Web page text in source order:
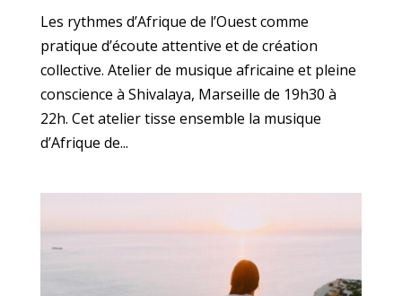
Les rythmes d’Afrique de l’Ouest comme
pratique d’écoute attentive et de création
collective. Atelier de musique africaine et pleine
conscience à Shivalaya, Marseille de 19h30 à
22h. Cet atelier tisse ensemble la musique
d’Afrique de...